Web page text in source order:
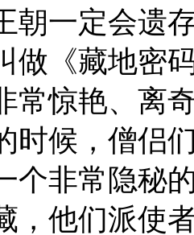
朝一定会遗
做《藏地密
常惊艳、离
时候，僧侣
个非常隐秘
，他们派使